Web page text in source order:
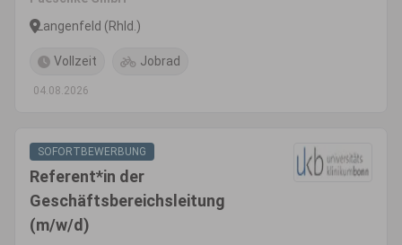
Langenfeld (Rhld.)
Vollzeit Jobrad
04.08.2026
SOFORTBEWERBUNG
Referent*in der
Geschäftsbereichsleitung
(m/w/d)